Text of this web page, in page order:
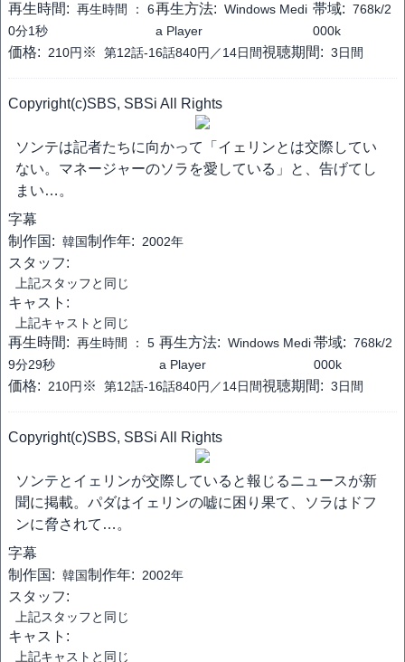
再生時間: 再生時間 ： 6
0分1秒
再生方法: Windows Medi
a Player
帯域: 768k/2
000k
価格: 210円 ※ 第12話-16話840円／14日間視聴期間: 3日間
Copyright(c)SBS, SBSi All Rights
ソンテは記者たちに向かって「イェリンとは交際してい
ない。マネージャーのソラを愛している」と、告げてし
まい…。
字幕
制作国: 韓国制作年: 2002年
スタッフ:
上記スタッフと同じ
キャスト:
上記キャストと同じ
再生時間: 再生時間 ： 5
9分29秒
再生方法: Windows Medi
a Player
帯域: 768k/2
000k
価格: 210円 ※ 第12話-16話840円／14日間視聴期間: 3日間
Copyright(c)SBS, SBSi All Rights
ソンテとイェリンが交際していると報じるニュースが新
聞に掲載。パダはイェリンの嘘に困り果て、ソラはドフ
ンに脅されて…。
字幕
制作国: 韓国制作年: 2002年
スタッフ:
上記スタッフと同じ
キャスト:
上記キャストと同じ